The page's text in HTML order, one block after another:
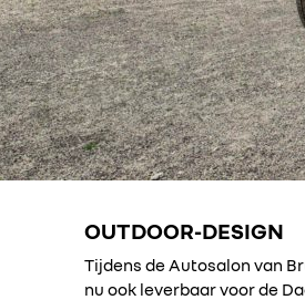
OUTDOOR-DESIGN
Tijdens de Autosalon van
nu ook leverbaar voor de